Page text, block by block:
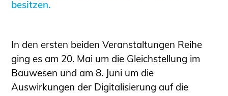
Sachkundige für Zustands- und
Vereinbarungen mit
Ingenieurkammern
Büronachfolge
Zusatzqualifikationen
besitzen.
In den ersten beiden Veranstaltungen Reihe
ging es am 20. Mai um die Gleichstellung im
Bauwesen und am 8. Juni um die
Auswirkungen der Digitalisierung auf die